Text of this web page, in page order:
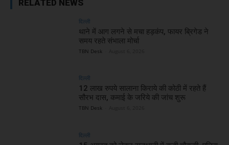
RELATED NEWS
दिल्ली
थाने में आग लगने से मचा हड़कंप, फायर ब्रिगेड ने
समय रहते संभाला मोर्चा
TBN Desk
दिल्ली
12 लाख रुपये सालाना किराये की कोठी में रहते हैं
सौरभ दास, कमाई के जरिये की जांच शुरू
TBN Desk
दिल्ली